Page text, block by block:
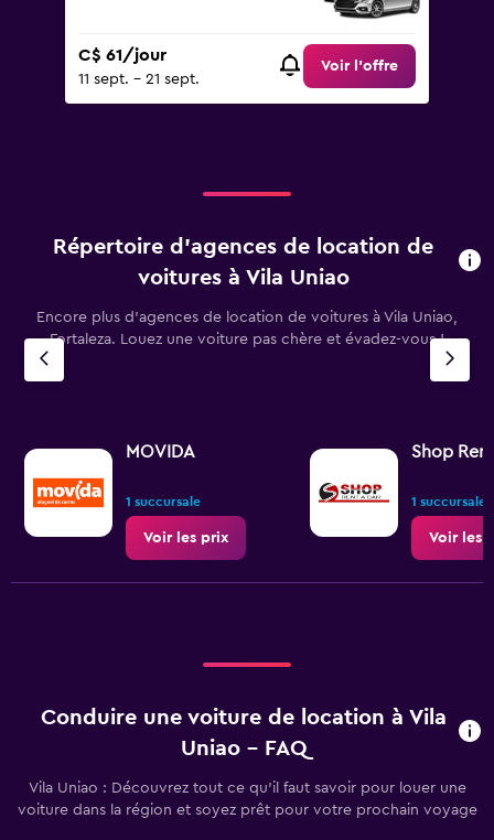
C$ 61/jour
11 sept. - 21 sept.
Voir l’offre
Répertoire d’agences de location de
voitures à Vila Uniao
Encore plus d’agences de location de voitures à Vila Uniao,
Fortaleza. Louez une voiture pas chère et évadez-vous !
MOVIDA
1 succursale
Voir les prix
Shop
1 succursale
Voir les
Conduire une voiture de location à Vila
Uniao - FAQ
Vila Uniao : Découvrez tout ce qu’il faut savoir pour louer une
voiture dans la région et soyez prêt pour votre prochain voyage